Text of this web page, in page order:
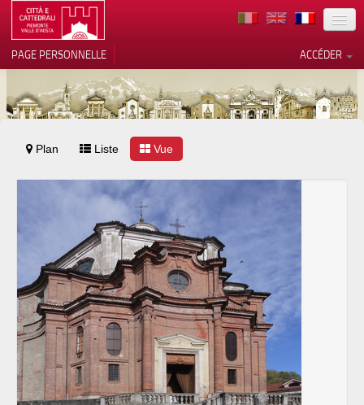
TERRITOIRE
ARCHITECTURE
MUSÉES
ITINÉRAIRES
BÉNÉVOLES
CONTACTS
PRESS
ACCÉDER
PAGE PERSONNELLE
Plan Liste Vue
Notification lors de la collecte
Vos choix en matière de
confidentialité